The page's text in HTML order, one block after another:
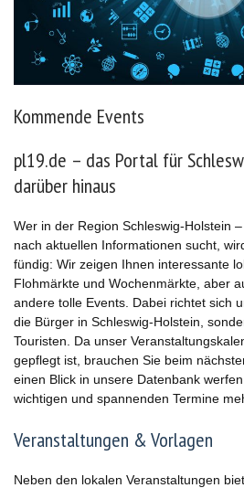
Kommende Events
pl19.de – das Portal für
darüber hinaus
Wer in der Region Schleswig-Holstein
nach aktuellen Informationen sucht,
fündig: Wir zeigen Ihnen interessante
Flohmärkte und Wochenmärkte, aber
andere tolle Events. Dabei richtet sich
die Bürger in Schleswig-Holstein,
Touristen. Da unser
gepflegt ist, brauchen Sie beim
einen Blick in unsere Datenbank
wichtigen und spannenden Termine
Veranstaltungen & Vorlagen
Neben den lokalen Veranstaltungen